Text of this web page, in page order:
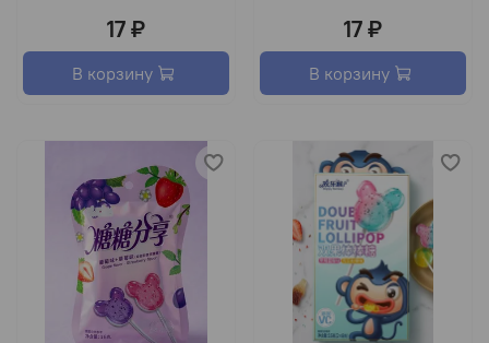
17 ₽
В корзину
17 ₽
В корзину